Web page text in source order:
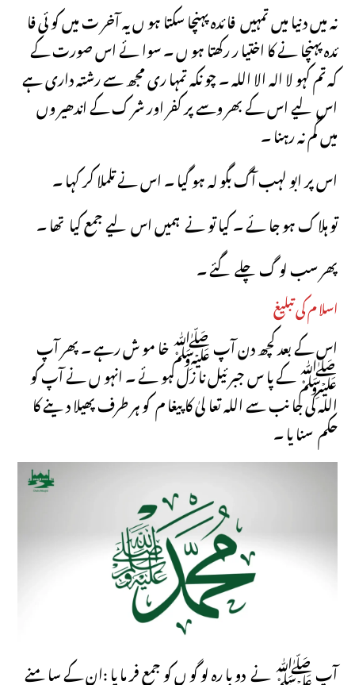
نہ میں دنیا میں تمہیں فا ئدہ پہنچا سکتا ہو ں یہ آخر ت میں کو ئی فا
ئدہ پہنچا نے کا اختیا ر رکھتا ہو ں ۔ سوا ئے اس صورت کے
کہ تم کہو لا الہ الا اللہ ۔ چو نکہ تمہا ری مجھ سے رشتہ داری ہے
اس لیے اس کے بھر وسے پر کفر اور شر ک کے اندھیر وں
میں گم نہ رہنا ۔
اس پر ابو لہب آگ بگو لہ ہو گیا ۔ اس نے تلملا کر کہا ۔
تو ہلا ک ہو جا ئے ۔ کیا تو نے ہمیں اس لیے جمع کیا تھا ۔
پھر سب لو گ چلے گئے ۔
اسلا م کی تبلیغ
اس کے بعد کچھ دن آپ ﷺ خا مو ش رہے ۔ پھر آپ
ﷺ کے پا س جبر ئیل نا زل ہو ئے ۔ انہو ں نے آپ کو
اللہ کی جا نب سے اللہ تعا لیٰ کا پیغا م کو ہر طرف پھیلا دینے کا
حکم سنا یا ۔
آپ ﷺ نے دو با رہ لو گو ں کو جمع فر ما یا :ان کے سا منے